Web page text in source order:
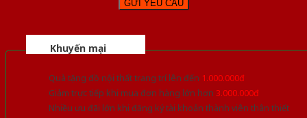
Khuyến mại
Quà tặng đồ nội thất trang trí lên đến 1.000.000đ
Giảm trực tiếp khi mua đơn hàng lớn hơn 3.000.000đ
Nhiều ưu đãi lớn khi đăng ký tài khoản thành viên thân thiết